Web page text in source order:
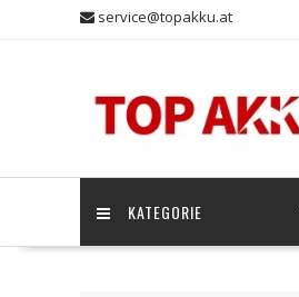
service@topakku.at
KATEGORIE